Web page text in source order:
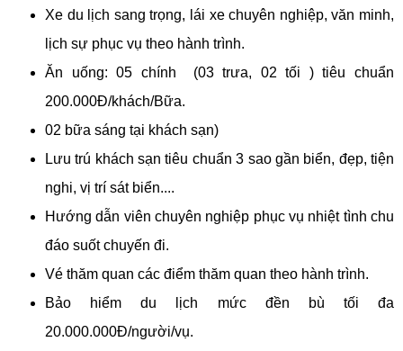
Xe du lịch sang trọng, lái xe chuyên nghiệp, văn minh,
lịch sự phục vụ theo hành trình.
Ăn uống: 05 chính (03 trưa, 02 tối ) tiêu chuẩn
200.000Đ/khách/Bữa.
02 bữa sáng tại khách sạn)
Lưu trú khách sạn tiêu chuẩn 3 sao gần biển, đẹp, tiện
nghi, vị trí sát biển....
Hướng dẫn viên chuyên nghiệp phục vụ nhiệt tình chu
đáo suốt chuyến đi.
Vé thăm quan các điểm thăm quan theo hành trình.
Bảo hiểm du lịch mức đền bù tối đa
20.000.000Đ/người/vụ.